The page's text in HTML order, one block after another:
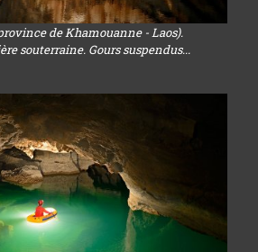
de Khamouanne - Laos).
souterraine. Gours suspendus...